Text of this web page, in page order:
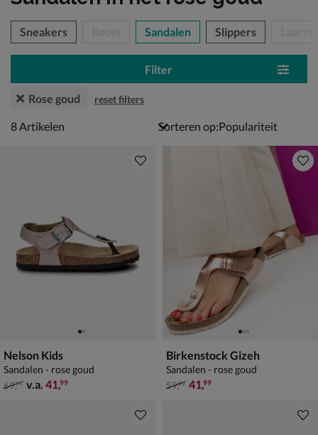
over
Sneakers Sandalen Slippers
Filter
Rose goud reset filters
8 artikelen
8 Artikelen Sorteren op:
Nelson Kids
Sandalen - rose goud
van € 69,99 vanaf € 41,99
69,99 v.a. 41,99
Birkenstock Gizeh
Sandalen - rose goud
van € 59,99 voor € 41,99
59,99 41,99